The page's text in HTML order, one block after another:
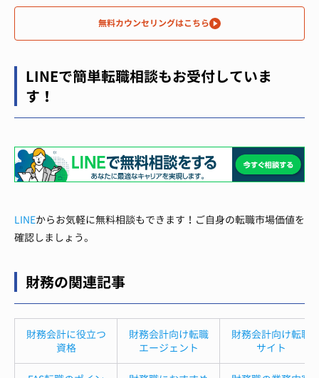
無料カウンセリングはこちら
LINEで簡単転職相談もお受付していま
す！
LINEからお気軽に無料相談もできます！ご自身の転職市場価値を
確認しましょう。
財務の関連記事
財務会計に役立つ
資格
財務会計向け転職
エージェント
財務会計向け転職
サイト